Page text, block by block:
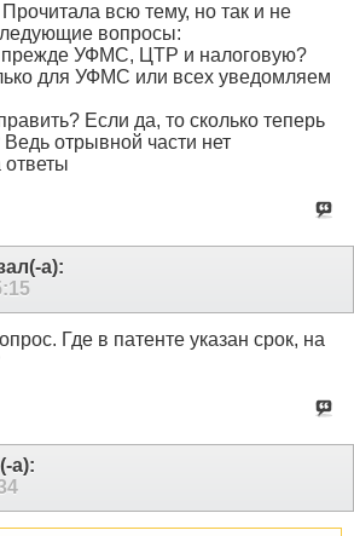
всю тему, но так и не
вопросы:
прежде УФМС, ЦТР и налоговую?
для УФМС или всех уведомляем
Если да, то сколько теперь
отрывной части нет
ответы
а):
Где в патенте указан срок, на
а):